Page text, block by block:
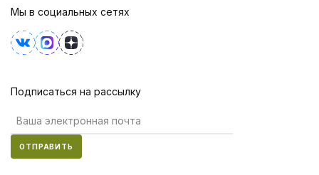
Мы в социальных сетях
Подписаться на рассылку
ОТПРАВИТЬ